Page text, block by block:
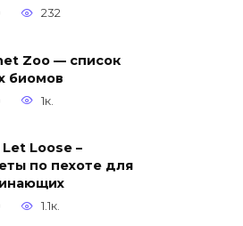
232
Zoo — список
биомов
1к.
Let Loose –
по пехоте для
1.1к.